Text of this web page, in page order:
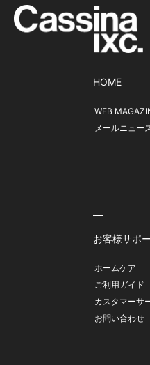
HOME
WEB
メールニュー
お客様サポ
ホームケア
ご利用ガイド
カスタマーサ
お問い合わせ